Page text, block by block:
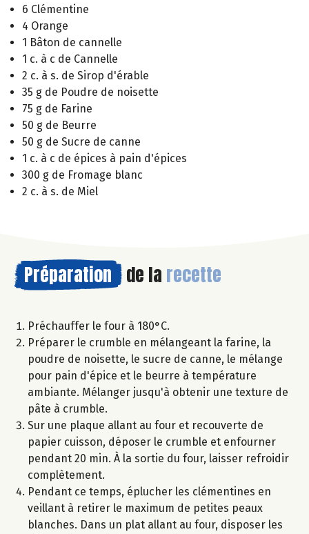
6 Clémentine
4 Orange
1 Bâton de cannelle
1 c. à c de Cannelle
2 c. à s. de Sirop d'érable
35 g de Poudre de noisette
75 g de Farine
50 g de Beurre
50 g de Sucre de canne
1 c. à c de épices à pain d'épices
300 g de Fromage blanc
2 c. à s. de Miel
Préparation de la recette
Préchauffer le four à 180°C.
Préparer le crumble en mélangeant la farine, la
poudre de noisette, le sucre de canne, le mélange
pour pain d'épice et le beurre à température
ambiante. Mélanger jusqu'à obtenir une texture de
pâte à crumble.
Sur une plaque allant au four et recouverte de
papier cuisson, déposer le crumble et enfourner
pendant 20 min. À la sortie du four, laisser refroidir
complètement.
Pendant ce temps, éplucher les clémentines en
veillant à retirer le maximum de petites peaux
blanches. Dans un plat allant au four, disposer les